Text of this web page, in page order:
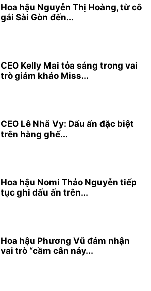
Hoa hậu Nguyễn Thị Hoàng, từ cô
gái Sài Gòn đến...
CEO Kelly Mai tỏa sáng trong vai
trò giám khảo Miss...
CEO Lê Nhã Vy: Dấu ấn đặc biệt
trên hàng ghế...
Hoa hậu Nomi Thảo Nguyễn tiếp
tục ghi dấu ấn trên...
Hoa hậu Phương Vũ đảm nhận
vai trò “cầm cân nảy...